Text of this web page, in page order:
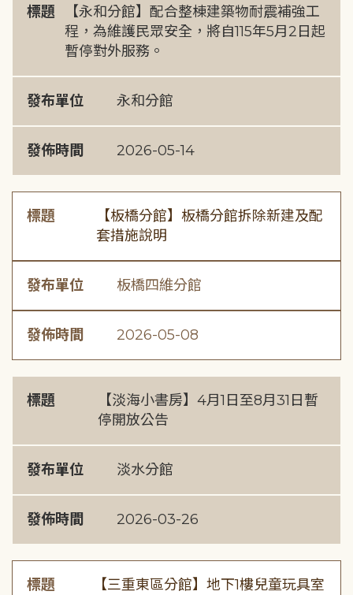
標題
【永和分館】配合整棟建築物耐震補強工
程，為維護民眾安全，將自115年5月2日起
暫停對外服務。
發布單位 永和分館
發佈時間 2026-05-14
標題
【板橋分館】板橋分館拆除新建及配
套措施說明
發布單位 板橋四維分館
發佈時間 2026-05-08
標題
【淡海小書房】4月1日至8月31日暫
停開放公告
發布單位 淡水分館
發佈時間 2026-03-26
標題
【三重東區分館】地下1樓兒童玩具室